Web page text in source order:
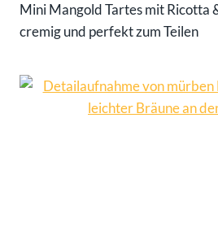
Mini Mangold Tartes mit Ricotta
cremig und perfekt zum Teilen